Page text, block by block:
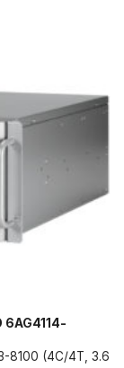
6AG4114-
8100 (4C/4T, 3.6